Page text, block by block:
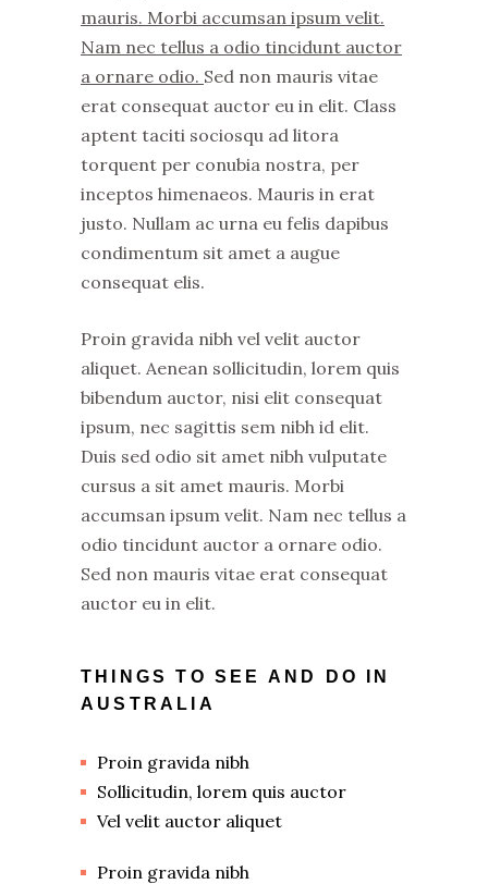
mauris. Morbi accumsan ipsum velit.
Nam nec tellus a odio tincidunt auctor
a ornare odio. Sed non mauris vitae
erat consequat auctor eu in elit. Class
aptent taciti sociosqu ad litora
torquent per conubia nostra, per
inceptos himenaeos. Mauris in erat
justo. Nullam ac urna eu felis dapibus
condimentum sit amet a augue
consequat elis.
Proin gravida nibh vel velit auctor
aliquet. Aenean sollicitudin, lorem quis
bibendum auctor, nisi elit consequat
ipsum, nec sagittis sem nibh id elit.
Duis sed odio sit amet nibh vulputate
cursus a sit amet mauris. Morbi
accumsan ipsum velit. Nam nec tellus a
odio tincidunt auctor a ornare odio.
Sed non mauris vitae erat consequat
auctor eu in elit.
THINGS TO SEE AND DO IN
AUSTRALIA
Proin gravida nibh
Sollicitudin, lorem quis auctor
Vel velit auctor aliquet
Proin gravida nibh